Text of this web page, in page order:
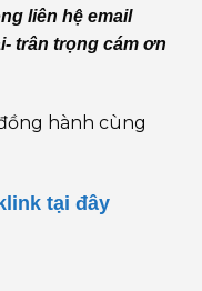
liên hệ email
trân trọng cám ơn
hành cùng
tại đây